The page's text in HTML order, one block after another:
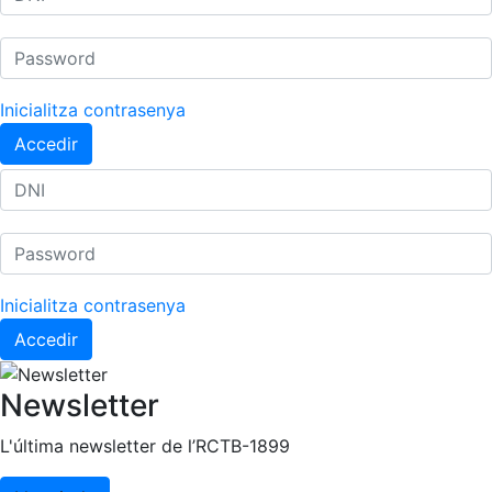
Competicions
Quadres de Joc
Quadre d'Honor
Fotos
Normativa
Pàdel
Escola de Pàdel
Campionat Social Pàdel
Quadres de joc
Inicialitza contrasenya
Accedir
Inicialitza contrasenya
Accedir
Newsletter
L'última newsletter de l’RCTB-1899